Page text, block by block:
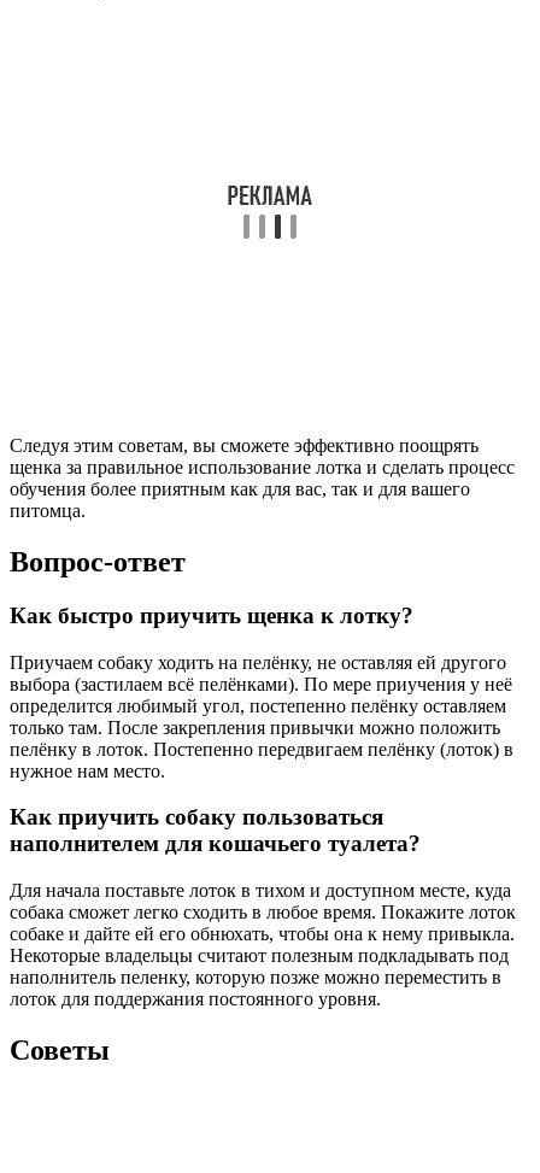
Следуя этим советам, вы сможете эффективно поощрять
щенка за правильное использование лотка и сделать процесс
обучения более приятным как для вас, так и для вашего
питомца.
Вопрос-ответ
Как быстро приучить щенка к лотку?
Приучаем собаку ходить на пелёнку, не оставляя ей другого
выбора (застилаем всё пелёнками). По мере приучения у неё
определится любимый угол, постепенно пелёнку оставляем
только там. После закрепления привычки можно положить
пелёнку в лоток. Постепенно передвигаем пелёнку (лоток) в
нужное нам место.
Как приучить собаку пользоваться
наполнителем для кошачьего туалета?
Для начала поставьте лоток в тихом и доступном месте, куда
собака сможет легко сходить в любое время. Покажите лоток
собаке и дайте ей его обнюхать, чтобы она к нему привыкла.
Некоторые владельцы считают полезным подкладывать под
наполнитель пеленку, которую позже можно переместить в
лоток для поддержания постоянного уровня.
Советы